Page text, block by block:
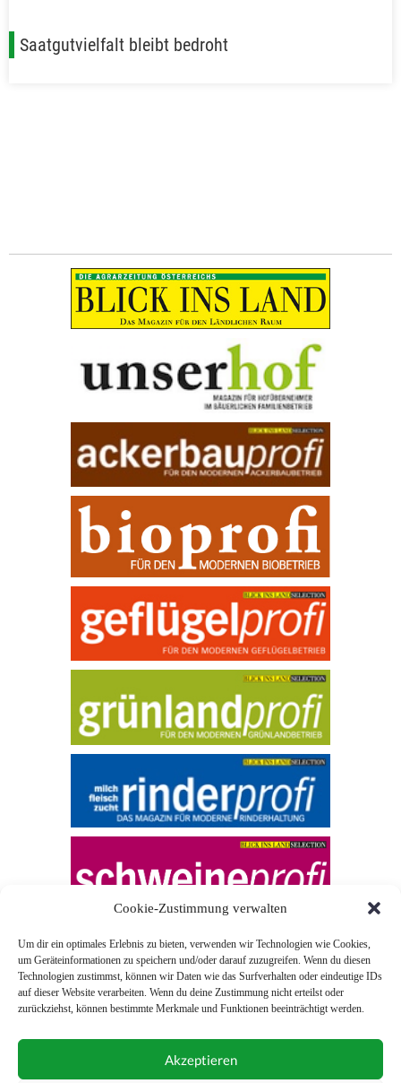
Cookie-Zustimmung verwalten
Um dir ein optimales Erlebnis zu bieten, verwenden wir Technologien wie Cookies,
um Geräteinformationen zu speichern und/oder darauf zuzugreifen. Wenn du diesen
Technologien zustimmst, können wir Daten wie das Surfverhalten oder eindeutige IDs
auf dieser Website verarbeiten. Wenn du deine Zustimmung nicht erteilst oder
zurückziehst, können bestimmte Merkmale und Funktionen beeinträchtigt werden.
Akzeptieren
Saatgutvielfalt bleibt bedroht
© 2026 Blick ins Land
Unterstützt durch